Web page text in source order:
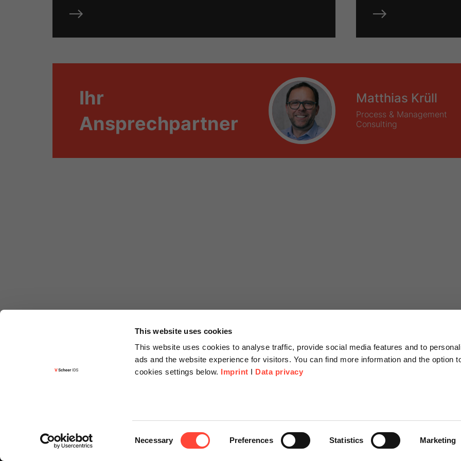
This website uses cookies
This website uses cookies to analyse traffic, provide social media features and to
ads and the website experience for visitors. You can find more information and the option
cookies settings below. Imprint I Data privacy
Necessary Preferences Statistics Marketing
Ihr
Ansprechpartner
Matthias Krüll
Process & Management
Consulting
Kontakt
Angebotsanfrage
Über Uns
Scheer Group